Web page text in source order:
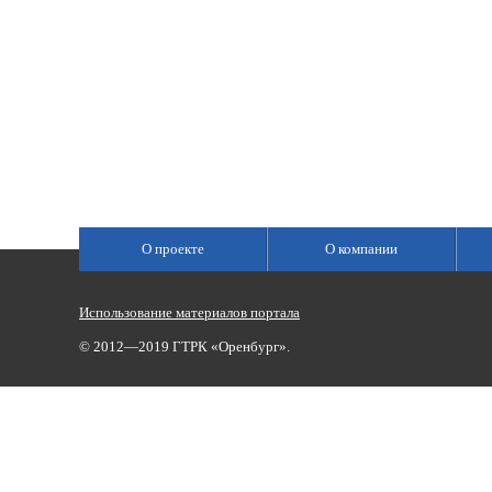
О проекте О компании
Использование материалов портала
© 2012—2019 ГТРК «Оренбург».
Сетевое издание «Государственный Интернет-Канал «Россия»